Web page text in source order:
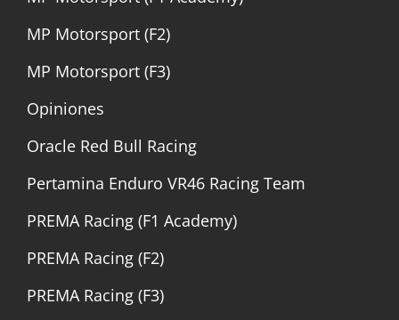
MP Motorsport (F2)
MP Motorsport (F3)
Opiniones
Oracle Red Bull Racing
Pertamina Enduro VR46 Racing Team
PREMA Racing (F1 Academy)
PREMA Racing (F2)
PREMA Racing (F3)